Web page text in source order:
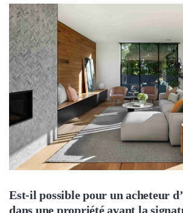
Est-il possible pour un acheteur
dans une propriété avant la